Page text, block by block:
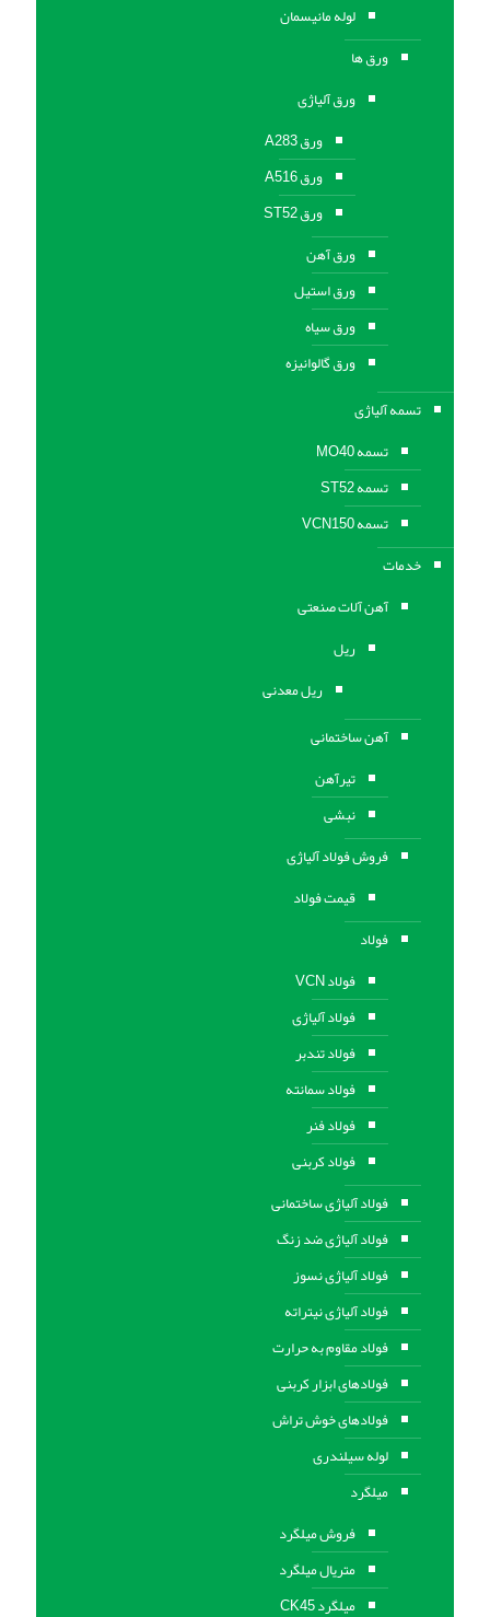
لوله مانیسمان
ورق ها
ورق آلیاژی
ورق A283
ورق A516
ورق ST52
ورق آهن
ورق استیل
ورق سیاه
ورق گالوانیزه
تسمه آلیاژی
تسمه MO40
تسمه ST52
تسمه VCN150
خدمات
آهن آلات صنعتی
ریل
ریل معدنی
آهن ساختمانی
تیرآهن
نبشی
فروش فولاد آلیاژی
قیمت فولاد
فولاد
فولاد VCN
فولاد آلیاژی
فولاد تندبر
فولاد سمانته
فولاد فنر
فولاد کربنی
فولاد آلیاژی ساختمانی
فولاد آلیاژی ضد زنگ
فولاد آلیاژی نسوز
فولاد آلیاژی نیتراته
فولاد مقاوم به حرارت
فولادهای ابزار کربنی
فولادهای خوش تراش
لوله سیلندری
میلگرد
فروش میلگرد
متریال میلگرد
میلگرد CK45